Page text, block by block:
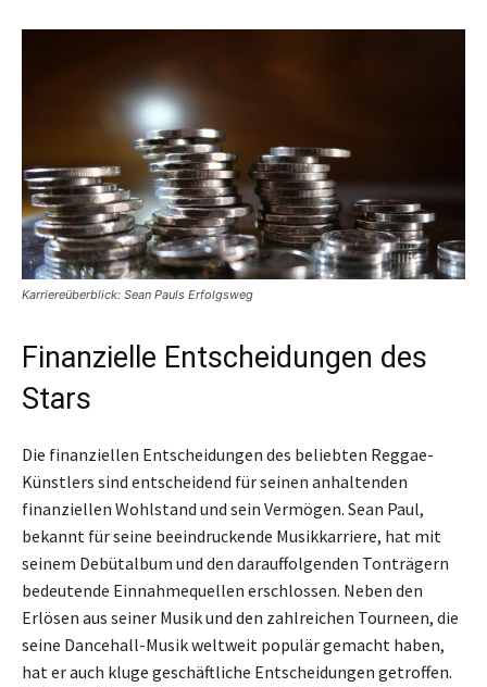
Karriereüberblick: Sean Pauls Erfolgsweg
Finanzielle Entscheidungen des
Stars
Die finanziellen Entscheidungen des beliebten Reggae-
Künstlers sind entscheidend für seinen anhaltenden
finanziellen Wohlstand und sein Vermögen. Sean Paul,
bekannt für seine beeindruckende Musikkarriere, hat mit
seinem Debütalbum und den darauffolgenden Tonträgern
bedeutende Einnahmequellen erschlossen. Neben den
Erlösen aus seiner Musik und den zahlreichen Tourneen, die
seine Dancehall-Musik weltweit populär gemacht haben,
hat er auch kluge geschäftliche Entscheidungen getroffen.